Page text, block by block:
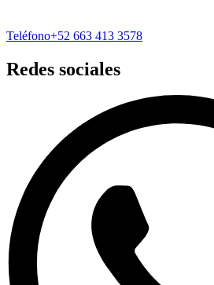
Teléfono+52 663 413 3578
Redes sociales